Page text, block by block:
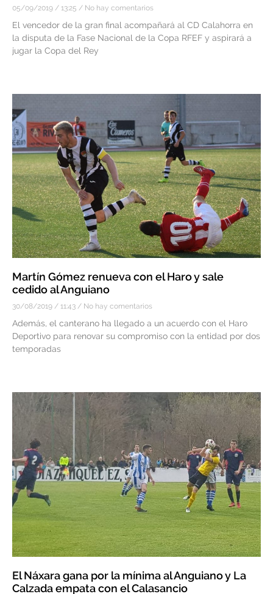
05/09/2019 13:25 No hay comentarios
El vencedor de la gran final acompañará al CD Calahorra en
la disputa de la Fase Nacional de la Copa RFEF y aspirará a
jugar la Copa del Rey
Martín Gómez renueva con el Haro y sale
cedido al Anguiano
30/08/2019 11:43 No hay comentarios
Además, el canterano ha llegado a un acuerdo con el Haro
Deportivo para renovar su compromiso con la entidad por dos
temporadas
El Náxara gana por la mínima al Anguiano y La
Calzada empata con el Calasancio